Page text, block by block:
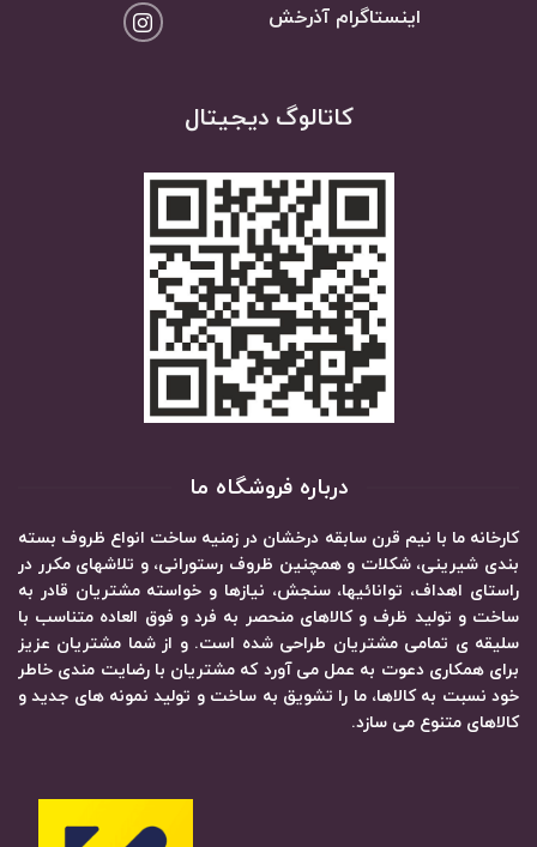
اینستاگرام آذرخش
کاتالوگ دیجیتال
درباره فروشگاه ما
کارخانه ما با نیم قرن سابقه درخشان در زمنیه ساخت انواع ظروف بسته
بندی شیرینی، شکلات و همچنین ظروف رستورانی، و تلاشهای مکرر در
راستای اهداف، توانائیها، سنجش، نیازها و خواسته مشتریان قادر به
ساخت و تولید ظرف و کالاهای منحصر به فرد و فوق العاده متناسب با
سلیقه ی تمامی مشتریان طراحی شده است. و از شما مشتریان عزیز
برای همکاری دعوت به عمل می آورد که مشتریان با رضایت مندی خاطر
خود نسبت به کالاها، ما را تشویق به ساخت و تولید نمونه های جدید و
کالاهای متنوع می سازد.